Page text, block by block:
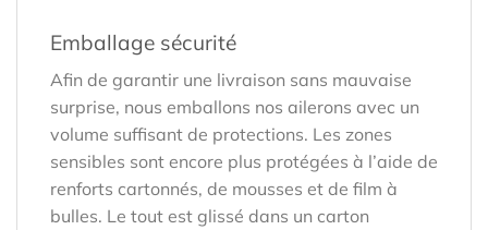
Emballage sécurité
Afin de garantir une livraison sans mauvaise
surprise, nous emballons nos ailerons avec un
volume suffisant de protections. Les zones
sensibles sont encore plus protégées à l’aide de
renforts cartonnés, de mousses et de film à
bulles. Le tout est glissé dans un carton